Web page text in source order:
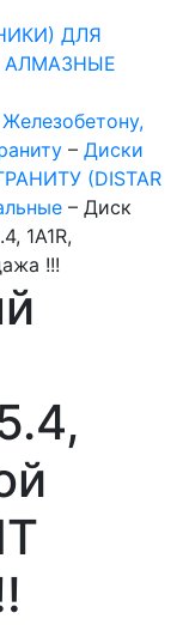
ДЛЯ
Железобетону,
– Диски
(DISTAR
– Диск
1A1R,
!!!